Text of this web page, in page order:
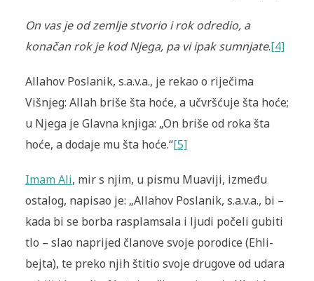
On vas je od zemlje stvorio i rok odredio, a
konačan rok je kod Njega, pa vi ipak sumnjate.[4]
Allahov Poslanik, s.a.v.a., je rekao o riječima
Višnjeg: Allah briše šta hoće, a učvršćuje šta hoće;
u Njega je Glavna knjiga: „On briše od roka šta
hoće, a dodaje mu šta hoće.“[5]
Imam Ali, mir s njim, u pismu Muaviji, između
ostalog, napisao je: „Allahov Poslanik, s.a.v.a., bi –
kada bi se borba rasplamsala i ljudi počeli gubiti
tlo – slao naprijed članove svoje porodice (Ehli-
bejta), te preko njih štitio svoje drugove od udara